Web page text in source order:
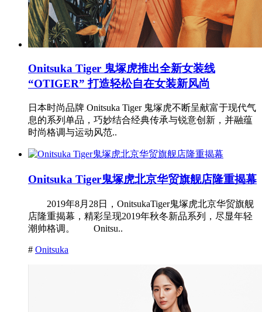
Onitsuka Tiger 鬼塚虎推出全新女装线
“OTIGER” 打造轻松自在女装新风尚
日本时尚品牌 Onitsuka Tiger 鬼塚虎不断呈献富于现代气
息的系列单品，巧妙结合经典传承与锐意创新，并融蕴
时尚格调与运动风范..
Onitsuka Tiger鬼塚虎北京华贸旗舰店隆重揭幕
2019年8月28日，OnitsukaTiger鬼塚虎北京华贸旗舰
店隆重揭幕，精彩呈现2019年秋冬新品系列，尽显年轻
潮帅格调。 Onitsu..
# Onitsuka